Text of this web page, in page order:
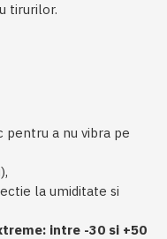
tirurilor.
pentru a nu vibra pe
la umiditate si
intre -30 si +50